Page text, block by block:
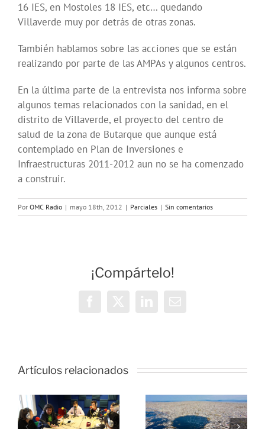
16 IES, en Mostoles 18 IES, etc… quedando
Villaverde muy por detrás de otras zonas.
También hablamos sobre las acciones que se están
realizando por parte de las AMPAs y algunos centros.
En la última parte de la entrevista nos informa sobre
algunos temas relacionados con la sanidad, en el
distrito de Villaverde, el proyecto del centro de
salud de la zona de Butarque que aunque está
contemplado en Plan de Inversiones e
Infraestructuras 2011-2012 aun no se ha comenzado
a construir.
Por OMC Radio | mayo 18th, 2012 | Parciales | Sin comentarios
¡Compártelo!
Artículos relacionados
No te